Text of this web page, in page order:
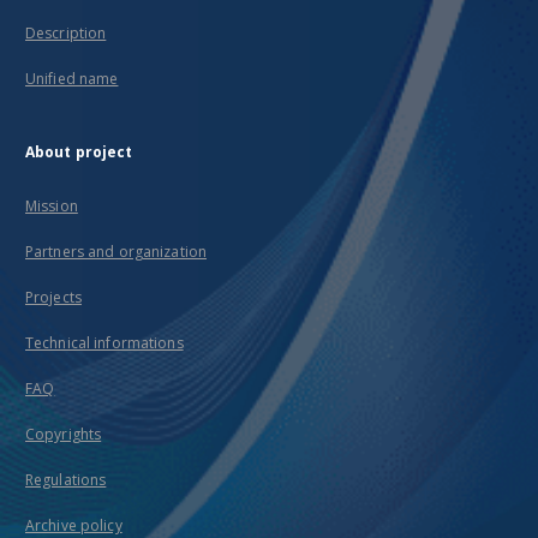
Description
Unified name
About project
Mission
Partners and organization
Projects
Technical informations
FAQ
Copyrights
Regulations
Archive policy